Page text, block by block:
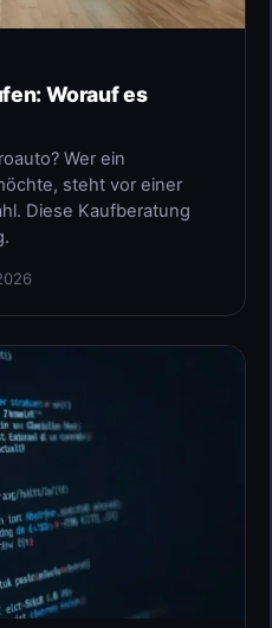
Worauf es
Wer ein
steht vor einer
Diese Kaufberatung